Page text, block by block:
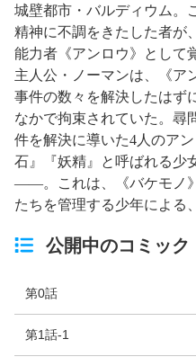
城壁都市・バルディウム。
精神に不調をきたした者が
能力者《アンロウ》として
主人公・ノーマンは、《ア
事件の数々を解決したはず
なかで拘束されていた。尋
件を解決に導いた4人のア
石』『妖精』と呼ばれる少
――。これは、《バケモノ
たちを管理する少年によ
公開中のコミック
第0話
第1話-1